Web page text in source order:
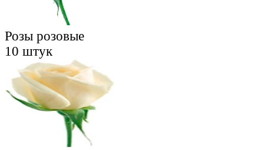
Розы розовые
10 штук